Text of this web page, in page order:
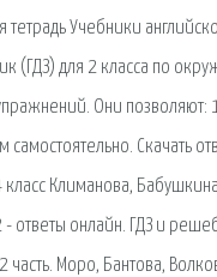
тетрадь Учебники
(ГДЗ) для 2 класса по
Они позволяют:
Скачать
Климанова,
ответы онлайн. ГДЗ и
часть. Моро, Бантова,